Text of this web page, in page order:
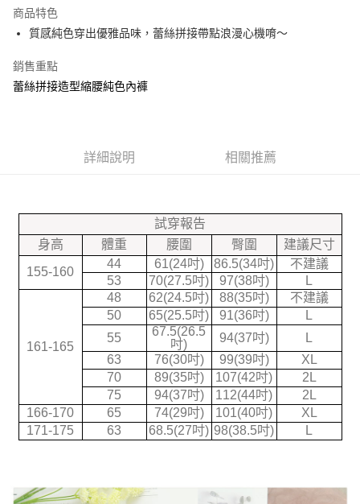
合作金庫商業銀行
華南商業銀行
彰化商業銀行
國泰世華商業銀行
臺灣中小企業銀行
玉山商業銀行
星展（台灣）商業銀行
超商取貨付款
大哥付你分期
2.付款方式選擇「大哥付你分期」，訂單成立後會自動跳轉到大哥付的交易
流程，驗證手機門號後，選擇欲分期的期數、繳款截止日，確認付款後即完
消。如遇「轉專審核」未通過狀況，表示未達大哥付你分期系統評分，恕無
法說明評估內容。
【繳款方式說明】
1.分期款項不併入電信帳單，「大哥付你分期」於每月結算日後寄送繳費提
2.透過簡訊連結打開帳單後，可選擇「超商條碼／台灣大直營門市／銀行轉
帳／街口支付／iPASS MONEY」等通路繳費。
【注意事項】
1.本服務係由「台灣大哥大股份有限公司」（以下簡稱本公司）所提供，讓
用戶於交易時，得透過本服務購買商品或服務，並由商店將買賣／分期付款
買賣價金債權讓與本公司後，依約使用本公司帳單繳交帳款。
2.基於同意付款使用「大哥付你分期」之契約關係目的，商店將以您的個人
資料（包含姓名、電話或地址）提供予台灣大哥大進項蒐集、處理及利用，
由本公司與您本人進行分期帳單所需資料之確認、核對及更正。
3.完整用戶服務條款，請詳閱以下連結：https://oppay.tw/userRule
每筆NT$70，滿NT$599(含以上)免運費
7-11付款取貨
每筆NT$70，滿NT$899(含以上)免運費
每筆NT$70，滿NT$699(含以上)免運費
商品特色
質感純色穿出優雅品味，蕾絲拼接帶點浪漫心機唷～
銷售重點
蕾絲拼接造型縮腰純色內褲
詳細說明 相關推薦
試穿報告
身高
體重 腰圍 臀圍
建議尺寸
155-160
44 61(24吋) 86.5(34吋)
不建議
53
70(27.5吋) 97(38吋) L
161-165
48 62(24.5吋) 88(35吋)
不建議
50
65(25.5吋) 91(36吋)
L
55
67.5(26.5
吋)
94(37吋)
L
63
76(30吋) 99(39吋)
XL
70
89(35吋) 107(42吋)
2L
75
94(37吋) 112(44吋)
2L
166-170
65 74(29吋) 101(40吋)
XL
171-175
63 68.5(27吋) 98(38.5吋) L